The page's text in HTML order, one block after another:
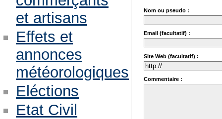
Nom ou pseudo :
Email (facultatif) :
Site Web (facultatif) :
Commentaire :
et artisans
Effets et
annonces
météorologiques
Eléctions
Etat Civil